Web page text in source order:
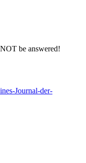
be answered!